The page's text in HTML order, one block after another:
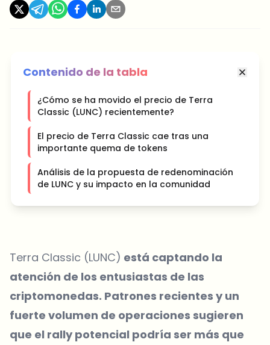
Contenido de la tabla
¿Cómo se ha movido el precio de Terra
Classic (LUNC) recientemente?
El precio de Terra Classic cae tras una
importante quema de tokens
Análisis de la propuesta de redenominación
de LUNC y su impacto en la comunidad
Terra Classic (LUNC) está captando la
atención de los entusiastas de las
criptomonedas. Patrones recientes y un
fuerte volumen de operaciones sugieren
que el rally potencial podría ser más que